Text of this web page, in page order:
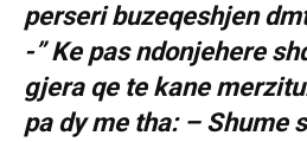
perseri buzeqeshjen
-” Ke pas ndonjehere
gjera qe te kane
pa dy me tha: – Shume